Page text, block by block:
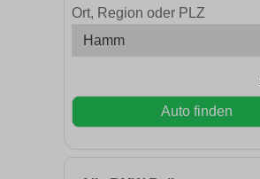
Ort, Region oder PLZ
Auto finden